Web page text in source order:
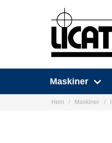
Maskiner
Hem Maskiner